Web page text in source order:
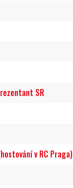
SR
v RC Praga)